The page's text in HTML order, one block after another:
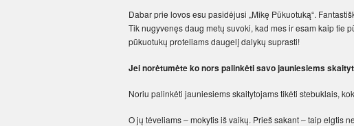
Dabar prie lovos esu pasidėjusi „Mikę Pūkuotuką“.
Tik nugyvenęs daug metų suvoki, kad mes ir esam kaip tie
pūkuotukų proteliams daugelį dalykų suprasti!
Jei norėtumėte ko nors palinkėti savo jauniesiems
Noriu palinkėti jauniesiems skaitytojams tikėti stebuklais,
O jų tėveliams – mokytis iš vaikų. Prieš sakant – taip elgtis